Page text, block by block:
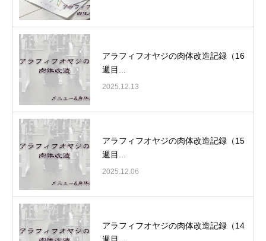
アラフィフオヤジの肉体改造記録（16
週目...
2025.12.13
アラフィフオヤジの肉体改造記録（15
週目...
2025.12.06
アラフィフオヤジの肉体改造記録（14